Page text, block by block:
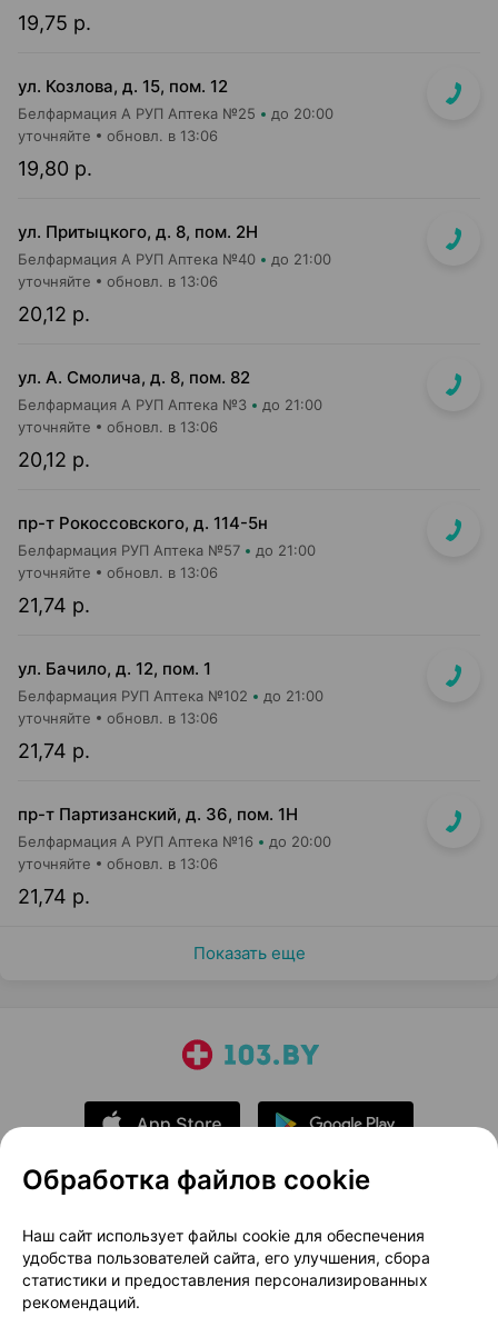
19,75 р.
ул. Козлова, д. 15, пом. 12
Белфармация А РУП Аптека №25 до 20:00
19,80 р.
уточняйте обновл. в 13:06
ул. Притыцкого, д. 8, пом. 2Н
Белфармация А РУП Аптека №40 до 21:00
20,12 р.
уточняйте обновл. в 13:06
ул. А. Смолича, д. 8, пом. 82
Белфармация А РУП Аптека №3 до 21:00
20,12 р.
уточняйте обновл. в 13:06
пр-т Рокоссовского, д. 114-5н
Белфармация РУП Аптека №57 до 21:00
21,74 р.
уточняйте обновл. в 13:06
ул. Бачило, д. 12, пом. 1
Белфармация РУП Аптека №102 до 21:00
21,74 р.
уточняйте обновл. в 13:06
пр-т Партизанский, д. 36, пом. 1Н
Белфармация А РУП Аптека №16 до 20:00
21,74 р.
уточняйте обновл. в 13:06
Показать еще
О проекте
Новости проекта
Размещение рекламы
Медицинский маркетинг
Публичный договор
Доставка
Обработка файлов cookie
Наш сайт использует файлы cookie для обеспечения
удобства пользователей сайта, его улучшения, сбора
статистики и предоставления персонализированных
рекомендаций.